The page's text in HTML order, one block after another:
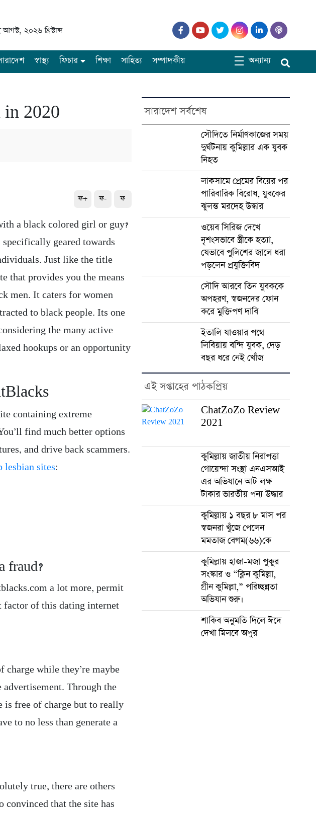
২০২৬ খ্রিস্টাব্দ
স্বাস্থ্য ফিচার শিক্ষা সাহিত্য সম্পাদকীয় অন্যান্য
2020
ফ+ ফ- ফ
a black colored girl or guy?
geared towards
Just like the title
that provides you the means
men. It caters for women
to black people. Its one
the many active
hookups or an opportunity
containing extreme
find much better options
and drive back scammers.
lesbian sites:
fraud?
a lot more, permit
of this dating internet
while they’re maybe
Through the
is free of charge but to really
to no less than generate a
true, there are others
that the site has
সারাদেশ সর্বশেষ
সৌদিতে নির্মাণকাজের সময়
দুর্ঘটনায় কুমিল্লার এক যুবক
নিহত
লাকসামে প্রেমের বিয়ের পর
পারিবারিক বিরোধ, যুবকের
ঝুলন্ত মরদেহ উদ্ধার
ওয়েব সিরিজ দেখে
নৃশংসভাবে স্ত্রীকে হত্যা,
যেভাবে পুলিশের জালে ধরা
পড়লেন প্রযুক্তিবিদ
সৌদি আরবে তিন যুবককে
অপহরণ, স্বজনদের ফোন
করে মুক্তিপণ দাবি
ইতালি যাওয়ার পথে
লিবিয়ায় বন্দি যুবক, দেড়
বছর ধরে নেই খোঁজ
এই সপ্তাহের পাঠকপ্রিয়
ChatZoZo Review
2021
কুমিল্লায় জাতীয় নিরাপত্তা
গোয়েন্দা সংস্থা এনএসআই
এর অভিযানে আট লক্ষ
টাকার ভারতীয় পন্য উদ্ধার
কুমিল্লায় ১ বছর ৮ মাস পর
স্বজনরা খুঁজে পেলেন
মমতাজ বেগম(৬৬)কে
কুমিল্লায় হাজা-মজা পুকুর
সংস্কার ও “ক্লিন কুমিল্লা,
গ্রীন কুমিল্লা,” পরিচ্ছন্নতা
অভিযান শুরু।
শাকিব অনুমতি দিলে ঈদে
দেখা মিলবে অপুর